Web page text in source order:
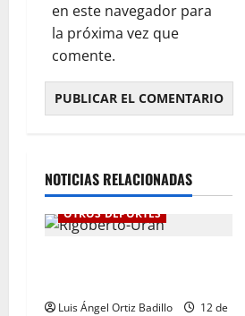
en este navegador para
la próxima vez que
comente.
NOTICIAS RELACIONADAS
OTROS DEPORTES
Luis Ángel Ortiz Badillo
12 de